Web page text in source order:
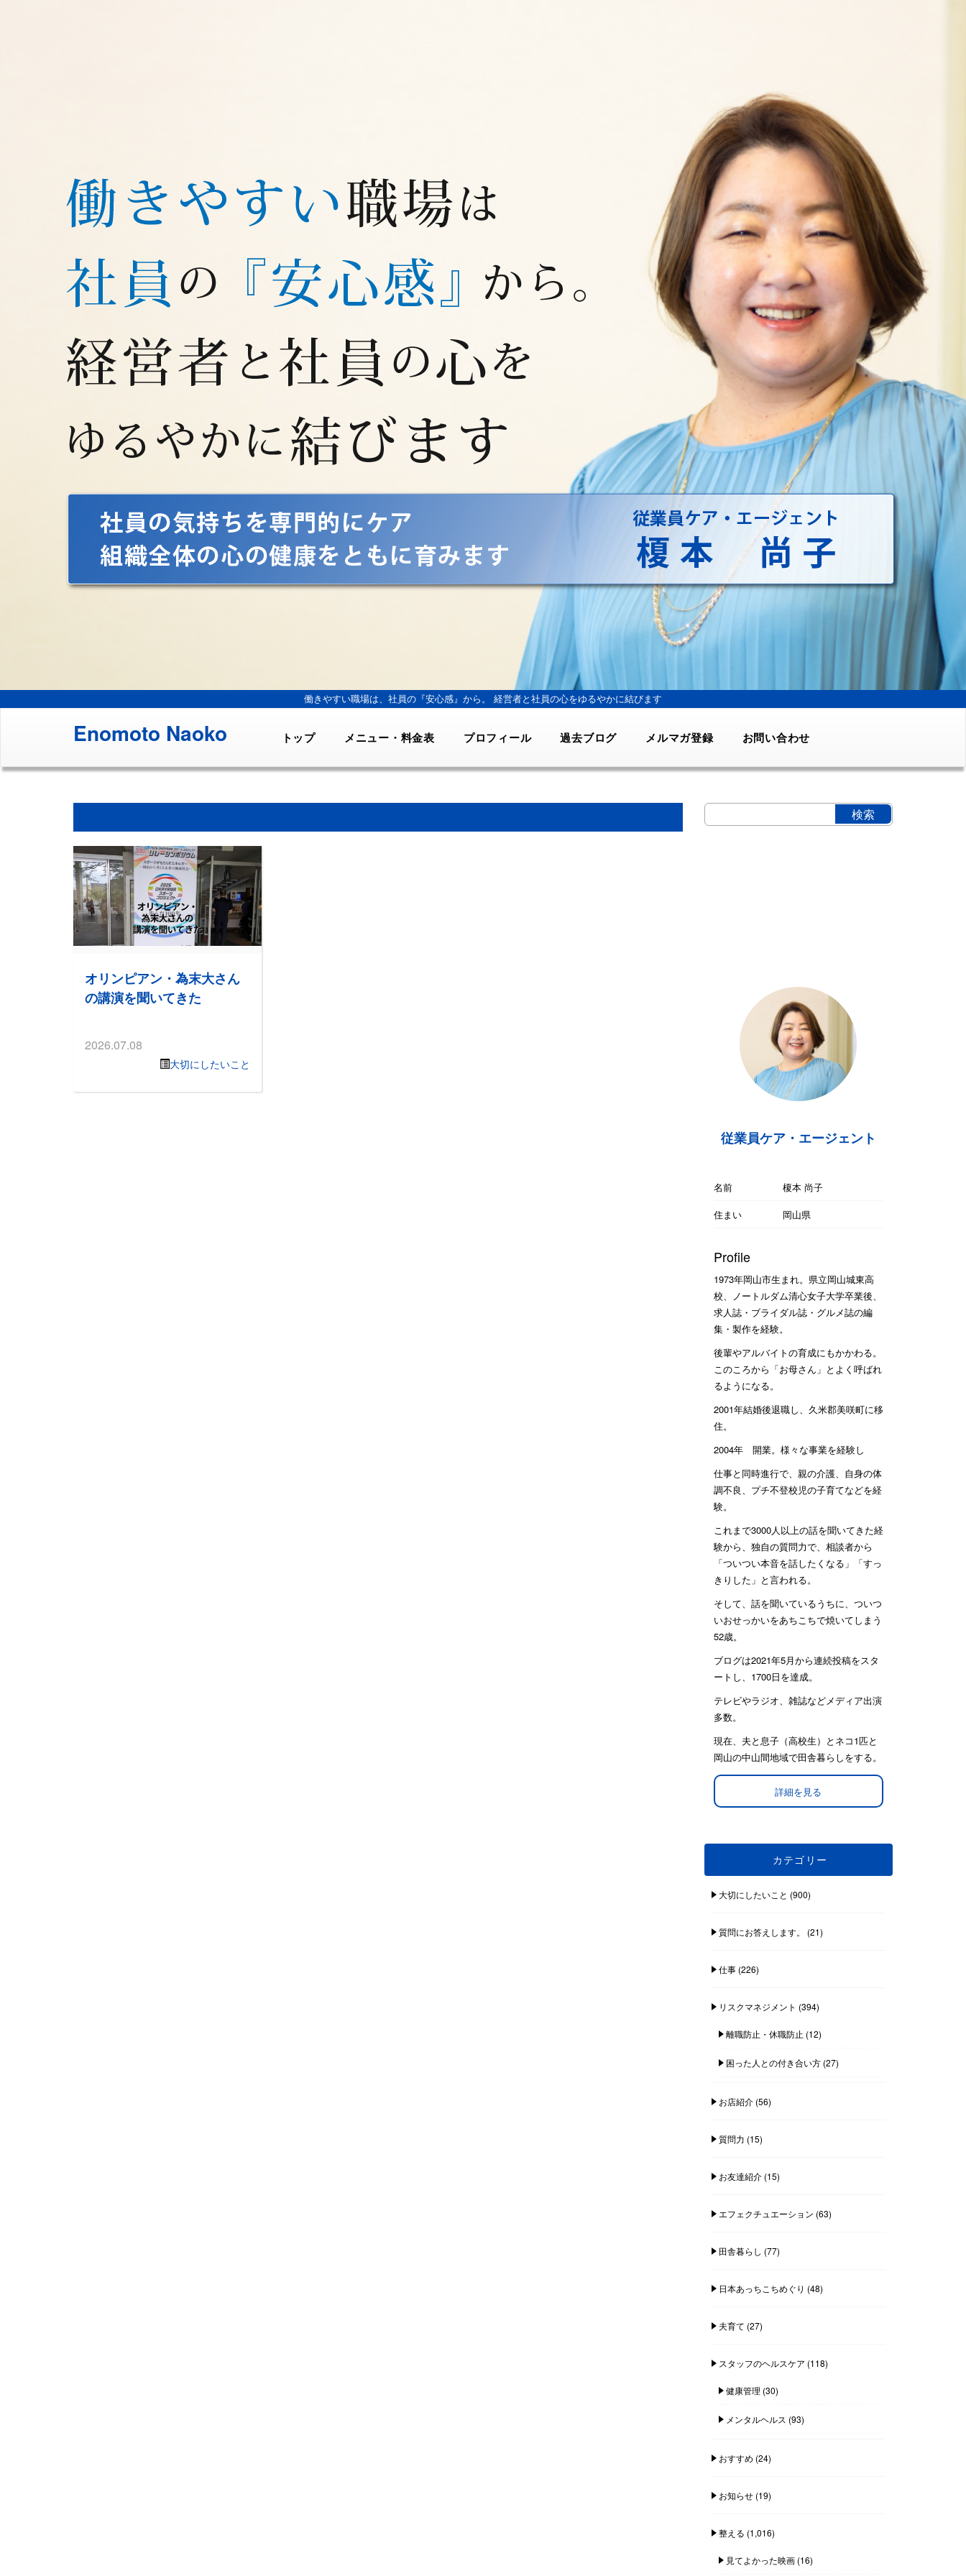
働きやすい職場は、社員の『安心感』から。 経営者と社員の心をゆるやかに結びます
Enomoto Naoko トップ メニュー・料金表 プロフィール 過去ブログ メルマガ登録 お問い合わせ
オリンピアン・為末大さん
の講演を聞いてきた
2026.07.08
大切にしたいこと
従業員ケア・エージェント
名前
榎本 尚子
住まい
岡山県
Profile
1973年岡山市生まれ。県立岡山城東高
校、ノートルダム清心女子大学卒業後、
求人誌・ブライダル誌・グルメ誌の編
集・製作を経験。
後輩やアルバイトの育成にもかかわる。
このころから「お母さん」とよく呼ばれ
るようになる。
2001年結婚後退職し、久米郡美咲町に移
住。
2004年 開業。様々な事業を経験し
仕事と同時進行で、親の介護、自身の体
調不良、プチ不登校児の子育てなどを経
験。
これまで3000人以上の話を聞いてきた経
験から、独自の質問力で、相談者から
「ついつい本音を話したくなる」「すっ
きりした」と言われる。
そして、話を聞いているうちに、ついつ
いおせっかいをあちこちで焼いてしまう
52歳。
ブログは2021年5月から連続投稿をスタ
ートし、1700日を達成。
テレビやラジオ、雑誌などメディア出演
多数。
現在、夫と息子（高校生）とネコ1匹と
岡山の中山間地域で田舎暮らしをする。
詳細を見る
カテゴリー
大切にしたいこと (900)
質問にお答えします。 (21)
仕事(226)
リスクマネジメント (394)
離職防止・休職防止 (12)
困った人との付き合い方(27)
お店紹介(56)
質問力 (15)
お友達紹介(15)
エフェクチュエーション (63)
田舎暮らし (77)
日本あっちこちめぐり (48)
夫育て (27)
スタッフのヘルスケア (118)
健康管理 (30)
メンタルヘルス (93)
おすすめ (24)
お知らせ(19)
整える (1,016)
見てよかった映画(16)